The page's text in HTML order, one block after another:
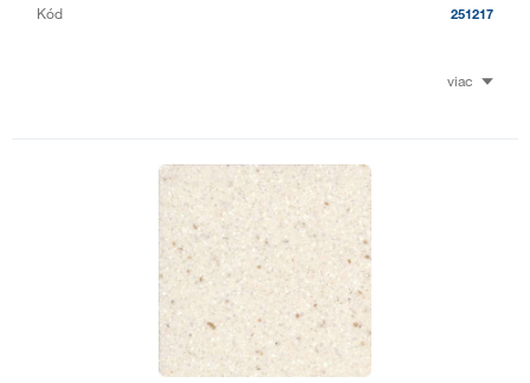
Kód 251217
viac